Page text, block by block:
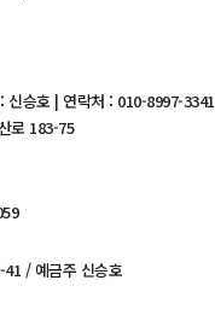
승호 | 연락처 : 010-8997-3341
로 183-75
/ 예금주 신승호